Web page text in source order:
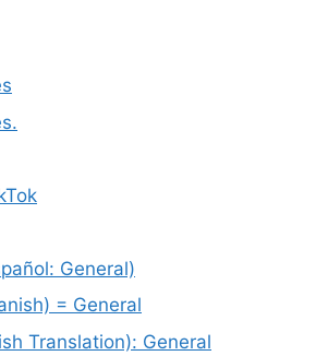
General)
= General
Translation): General